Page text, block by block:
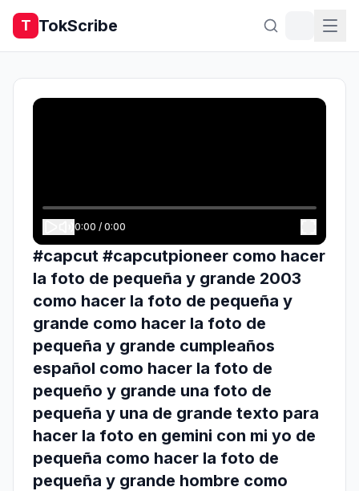
T TokScribe
0:00 / 0:00
#capcut #capcutpioneer como hacer
la foto de pequeña y grande 2003
como hacer la foto de pequeña y
grande como hacer la foto de
pequeña y grande cumpleaños
español como hacer la foto de
pequeño y grande una foto de
pequeña y una de grande texto para
hacer la foto en gemini con mi yo de
pequeña como hacer la foto de
pequeña y grande hombre como